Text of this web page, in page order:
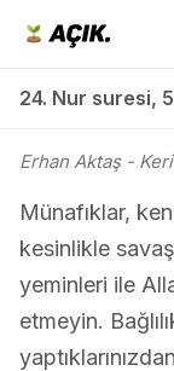
24. Nur suresi,
Erhan Aktaş-
Münafıklar,
kesinlikle
yeminleri ile
etmeyin.